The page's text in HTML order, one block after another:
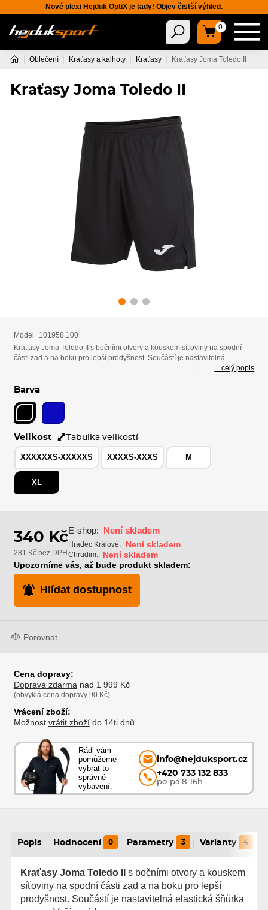
Nové plexi Hejduk OptiX je tady! Objev čistší výhled.
0
Oblečení Kraťasy a kalhoty Kraťasy Kraťasy Joma Toledo II
Kraťasy Joma Toledo II
Model
101958.100
Kraťasy Joma Toledo II s bočními otvory a kouskem síťoviny na spodní
části zad a na boku pro lepší prodyšnost. Součástí je nastavitelná...
... celý popis
Barva
Velikost Tabulka velikostí
XXXXXXS-XXXXXS XXXXS-XXXS M
XL
340 Kč
281 Kč bez DPH
E-shop: Není skladem
Hradec Králové: Není skladem
Chrudim:
Není skladem
Upozorníme vás, až bude produkt skladem:
Hlídat dostupnost
Porovnat
Cena dopravy:
Doprava zdarmanad 1 999 Kč
(obvyklá cena dopravy 90 Kč)
Vrácení zboží:
Možnost vrátit zbožído 14ti dnů
Rádi vám
pomůžeme
vybrat to
správné
vybavení.
info@hejduksport.cz
+420 733 132 833
po-pá 8-16h
Popis Hodnocení 0 Parametry 3 Varianty 4
Kraťasy Joma Toledo II
s bočními otvory a kouskem
síťoviny na spodní části zad a na boku pro lepší
prodyšnost. Součástí je nastavitelná elastická šňůrka